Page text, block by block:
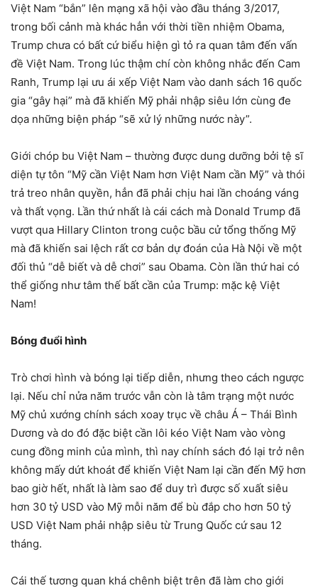
Việt Nam “bắn” lên mạng xã hội vào đầu tháng 3/2017,
trong bối cảnh mà khác hẳn với thời tiền nhiệm Obama,
Trump chưa có bất cứ biểu hiện gì tỏ ra quan tâm đến vấn
đề Việt Nam. Trong lúc thậm chí còn không nhắc đến Cam
Ranh, Trump lại ưu ái xếp Việt Nam vào danh sách 16 quốc
gia “gây hại” mà đã khiến Mỹ phải nhập siêu lớn cùng đe
dọa những biện pháp “sẽ xử lý những nước này”.
Giới chóp bu Việt Nam – thường được dung dưỡng bởi tệ sĩ
diện tự tôn “Mỹ cần Việt Nam hơn Việt Nam cần Mỹ” và thói
trả treo nhân quyền, hẳn đã phải chịu hai lần choáng váng
và thất vọng. Lần thứ nhất là cái cách mà Donald Trump đã
vượt qua Hillary Clinton trong cuộc bầu cử tổng thống Mỹ
mà đã khiến sai lệch rất cơ bản dự đoán của Hà Nội về một
đối thủ “dễ biết và dễ chơi” sau Obama. Còn lần thứ hai có
thể giống như tâm thế bất cần của Trump: mặc kệ Việt
Nam!
Bóng đuổi hình
Trò chơi hình và bóng lại tiếp diễn, nhưng theo cách ngược
lại. Nếu chỉ nửa năm trước vẫn còn là tâm trạng một nước
Mỹ chủ xướng chính sách xoay trục về châu Á – Thái Bình
Dương và do đó đặc biệt cần lôi kéo Việt Nam vào vòng
cung đồng minh của mình, thì nay chính sách đó lại trở nên
không mấy dứt khoát để khiến Việt Nam lại cần đến Mỹ hơn
bao giờ hết, nhất là làm sao để duy trì được số xuất siêu
hơn 30 tỷ USD vào Mỹ mỗi năm để bù đắp cho hơn 50 tỷ
USD Việt Nam phải nhập siêu từ Trung Quốc cứ sau 12
tháng.
Cái thế tương quan khá chênh biệt trên đã làm cho giới